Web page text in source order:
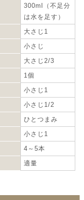
300ml（不足分
は水を足す）
大さじ1
小さじ
大さじ2/3
1個
小さじ1
小さじ1/2
ひとつまみ
小さじ1
4～5本
適量